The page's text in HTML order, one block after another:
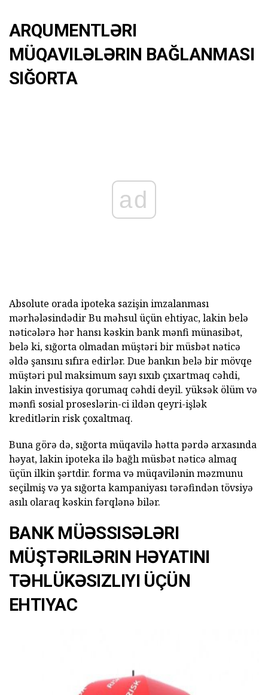
ARQUMENTLƏRI
MÜQAVILƏLƏRIN BAĞLANMASI
SIĞORTA
ad
Absolute orada ipoteka sazişin imzalanması
mərhələsindədir Bu məhsul üçün ehtiyac, lakin belə
nəticələrə hər hansı kəskin bank mənfi münasibət,
belə ki, sığorta olmadan müştəri bir müsbət nəticə
əldə şansını sıfıra edirlər. Due bankın belə bir mövqe
müştəri pul maksimum sayı sıxıb çıxartmaq cəhdi,
lakin investisiya qorumaq cəhdi deyil. yüksək ölüm və
mənfi sosial proseslərin-ci ildən qeyri-işlək
kreditlərin risk çoxaltmaq.
Buna görə də, sığorta müqavilə hətta pərdə arxasında
həyat, lakin ipoteka ilə bağlı müsbət nəticə almaq
üçün ilkin şərtdir. forma və müqavilənin məzmunu
seçilmiş və ya sığorta kampaniyası tərəfindən tövsiyə
asılı olaraq kəskin fərqlənə bilər.
BANK MÜƏSSISƏLƏRI
MÜŞTƏRILƏRIN HƏYATINI
TƏHLÜKƏSIZLIYI ÜÇÜN
EHTIYAC